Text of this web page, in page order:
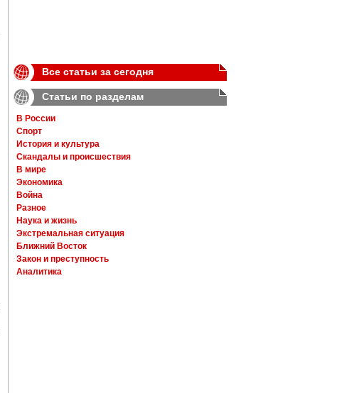
Все статьи за сегодня
Статьи по разделам
В России
Спорт
История и культура
Скандалы и происшествия
В мире
Экономика
Война
Разное
Наука и жизнь
Экстремальная ситуация
Ближний Восток
Закон и преступность
Аналитика